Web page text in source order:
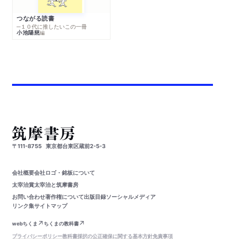
つながる読書
─１０代に推したいこの一冊
小池陽慈編
〒111-8755 東京都台東区蔵前2-5-3
会社概要会社ロゴ・銘板について
太宰治賞太宰治と筑摩書房
お問い合わせ著作権について出版目録ソーシャルメディア
リンク集サイトマップ
webちくま
ちくまの教科書
プライバシーポリシー教科書採択の公正確保に関する基本方針免責事項